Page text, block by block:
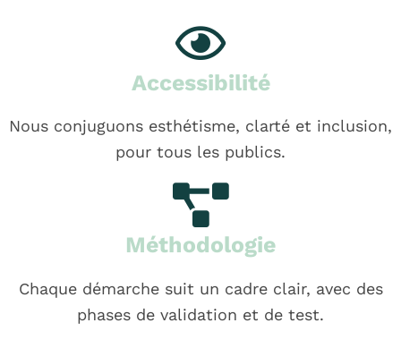
Accessibilité
Nous conjuguons esthétisme, clarté et inclusion,
pour tous les publics.
Méthodologie
Chaque démarche suit un cadre clair, avec des
phases de validation et de test.